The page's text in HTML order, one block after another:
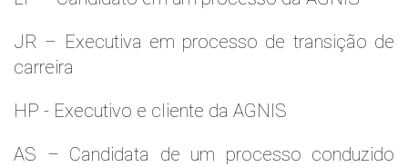
JR – Executiva em processo de transição de
carreira
HP - Executivo e cliente da AGNIS
AS – Candidata de um processo conduzido